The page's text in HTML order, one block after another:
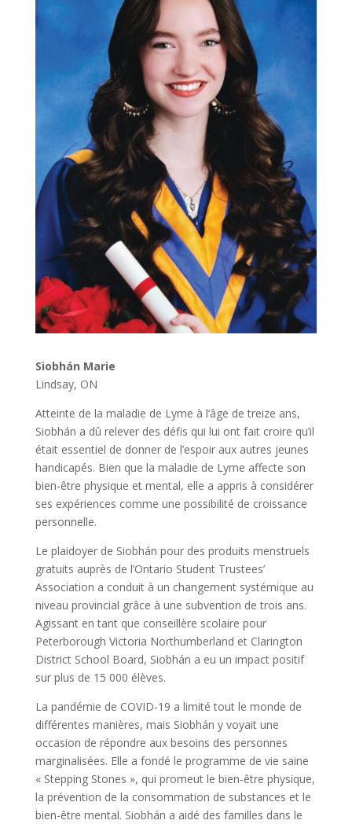
Siobhán Marie
Lindsay, ON
Atteinte de la maladie de Lyme à l’âge de treize ans,
Siobhán a dû relever des défis qui lui ont fait croire qu’il
était essentiel de donner de l’espoir aux autres jeunes
handicapés. Bien que la maladie de Lyme affecte son
bien-être physique et mental, elle a appris à considérer
ses expériences comme une possibilité de croissance
personnelle.
Le plaidoyer de Siobhán pour des produits menstruels
gratuits auprès de l’Ontario Student Trustees’
Association a conduit à un changement systémique au
niveau provincial grâce à une subvention de trois ans.
Agissant en tant que conseillère scolaire pour
Peterborough Victoria Northumberland et Clarington
District School Board, Siobhán a eu un impact positif
sur plus de 15 000 élèves.
La pandémie de COVID-19 a limité tout le monde de
différentes manières, mais Siobhán y voyait une
occasion de répondre aux besoins des personnes
marginalisées. Elle a fondé le programme de vie saine
« Stepping Stones », qui promeut le bien-être physique,
la prévention de la consommation de substances et le
bien-être mental. Siobhán a aidé des familles dans le